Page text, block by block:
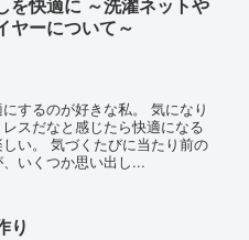
ヤーについて～
するのが好きな私。 気になり
スだなと感じたら快適になる
い。 気づくたびに当たり前の
いくつか思い出し...
り